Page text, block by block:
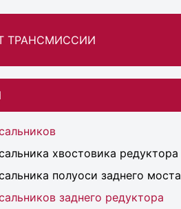
ТРАНСМИССИИ
хвостовика редуктора
полуоси заднего моста
заднего редуктора